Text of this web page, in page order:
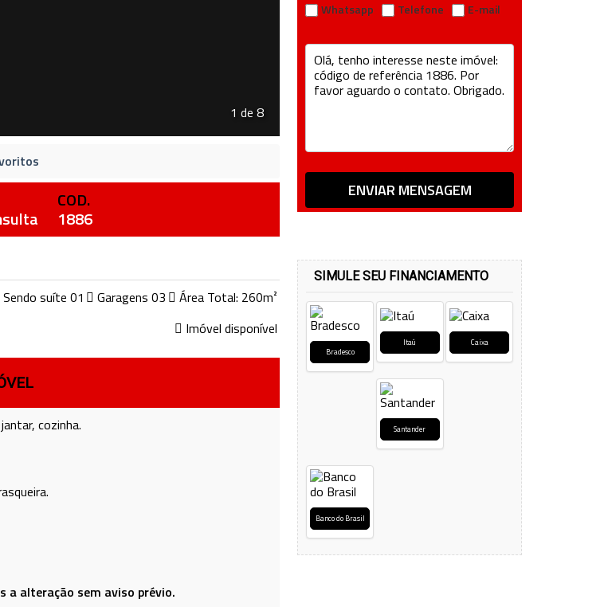
1 de 8
COD.
1886
Sendo suíte 01 Garagens 03
Área Total: 260m²
Imóvel disponível
cozinha.
a alteração sem aviso prévio.
Whatsapp Telefone E-mail
SIMULE SEU FINANCIAMENTO
Bradesco
Itaú Caixa
Santander
Banco do Brasil